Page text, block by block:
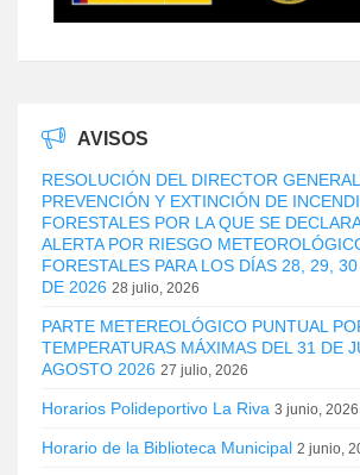
AVISOS
RESOLUCIÓN DEL DIRECTOR
PREVENCIÓN Y EXTINCIÓN DE
FORESTALES POR LA QUE SE
ALERTA POR RIESGO
FORESTALES PARA LOS DÍAS 28, 29,
DE 2026 28 julio, 2026
PARTE METEREOLÓGICO PUNTUAL
TEMPERATURAS MÁXIMAS DEL 31 DE
AGOSTO 2026 27 julio, 2026
Horarios Polideportivo La Riva 3 junio, 2026
Horario de la Biblioteca Municipal 2 junio,